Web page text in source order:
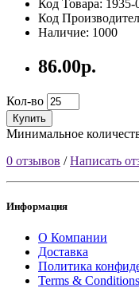
Код Товара: 1935-
Код
Наличие: 1000
86.00р.
Кол-во
Купить
Минимальное
0 отзывов /Написать
Информация
О Компании
Доставка
Политика
Terms & Conditions